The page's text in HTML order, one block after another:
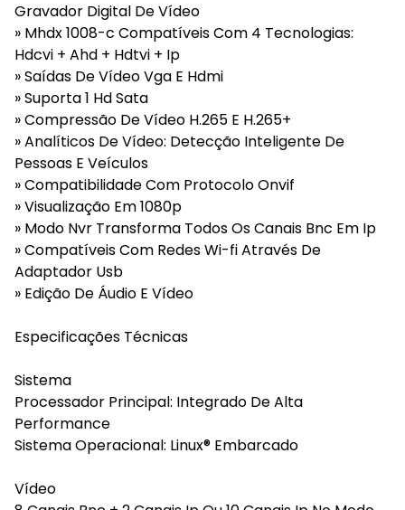
Gravador Digital De Vídeo
» Mhdx 1008-c Compatíveis Com 4 Tecnologias:
Hdcvi + Ahd + Hdtvi + Ip
» Saídas De Vídeo Vga E Hdmi
» Suporta 1 Hd Sata
» Compressão De Vídeo H.265 E H.265+
» Analíticos De Vídeo: Detecção Inteligente De
Pessoas E Veículos
» Compatibilidade Com Protocolo Onvif
» Visualização Em 1080p
» Modo Nvr Transforma Todos Os Canais Bnc Em Ip
» Compatíveis Com Redes Wi-fi Através De
Adaptador Usb
» Edição De Áudio E Vídeo
Especificações Técnicas
Sistema
Processador Principal: Integrado De Alta
Performance
Sistema Operacional: Linux® Embarcado
Vídeo